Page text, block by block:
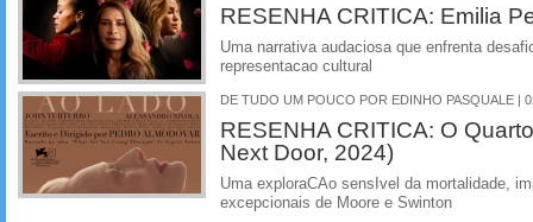
RESENHA CRITICA: Emilia
Uma narrativa audaciosa que enfrenta
representacao cultural
DE TUDO UM POUCO POR EDINHO PASQUALE |
RESENHA CRITICA: O
Next Door, 2024)
Uma exploraCAo sensIvel da mortalidade,
excepcionais de Moore e Swinton